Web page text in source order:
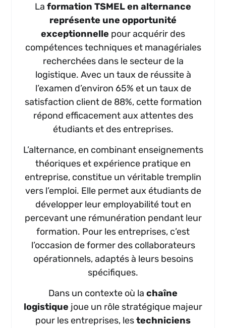
La formation TSMEL en alternance
représente une opportunité
exceptionnelle pour acquérir des
compétences techniques et managériales
recherchées dans le secteur de la
logistique. Avec un taux de réussite à
l’examen d’environ 65% et un taux de
satisfaction client de 88%, cette formation
répond efficacement aux attentes des
étudiants et des entreprises.
L’alternance, en combinant enseignements
théoriques et expérience pratique en
entreprise, constitue un véritable tremplin
vers l’emploi. Elle permet aux étudiants de
développer leur employabilité tout en
percevant une rémunération pendant leur
formation. Pour les entreprises, c’est
l’occasion de former des collaborateurs
opérationnels, adaptés à leurs besoins
spécifiques.
Dans un contexte où la chaîne
logistique joue un rôle stratégique majeur
pour les entreprises, lestechniciens